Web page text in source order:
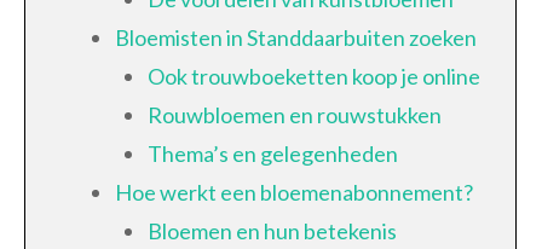
Bloemisten in Standdaarbuiten zoeken
Ook trouwboeketten koop je online
Rouwbloemen en rouwstukken
Thema’s en gelegenheden
Hoe werkt een bloemenabonnement?
Bloemen en hun betekenis